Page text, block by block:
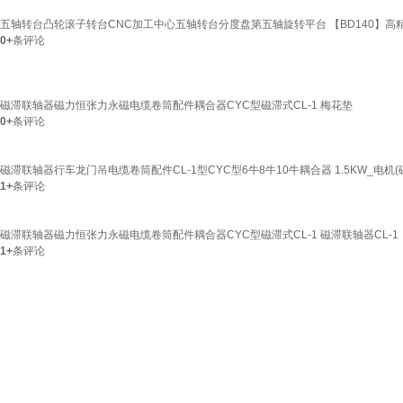
五轴转台凸轮滚子转台CNC加工中心五轴转台分度盘第五轴旋转平台 【BD140】高
0+条评论
磁滞联轴器磁力恒张力永磁电缆卷筒配件耦合器CYC型磁滞式CL-1 梅花垫
0+条评论
磁滞联轴器行车龙门吊电缆卷筒配件CL-1型CYC型6牛8牛10牛耦合器 1.5KW_电机(
1+条评论
磁滞联轴器磁力恒张力永磁电缆卷筒配件耦合器CYC型磁滞式CL-1 磁滞联轴器CL-1
1+条评论